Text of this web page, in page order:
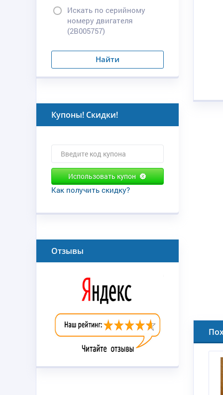
Искать по серийному
номеру двигателя
(2B005757)
Найти
Купоны! Скидки!
Использовать купон
Как получить скидку?
Отзывы